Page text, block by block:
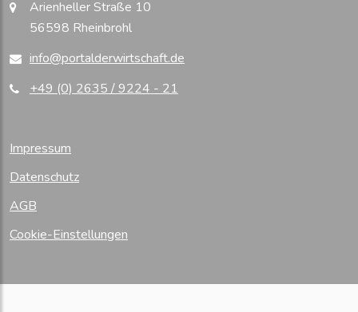
Arienheller Straße 10
56598 Rheinbrohl
info@portalderwirtschaft.de
+49 (0) 2635 / 9224 - 21
Impressum
Datenschutz
AGB
Cookie-Einstellungen